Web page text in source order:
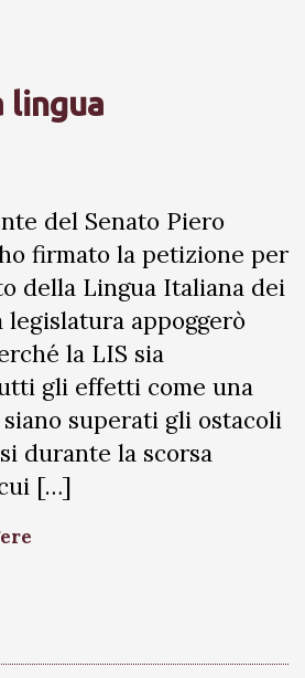
lingua
del Senato Piero
ho firmato la petizione per
della Lingua Italiana dei
legislatura appoggerò
la LIS sia
gli effetti come una
superati gli ostacoli
durante la scorsa
[…]